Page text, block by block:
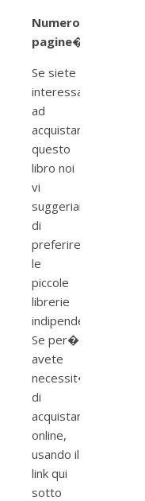
Numero
pagine�432
Se siete
interessati
ad
acquistare
questo
libro noi
vi
suggeriamo
di
preferire
le
piccole
librerie
indipendenti.
Se per�
avete
necessit�
di
acquistarlo
online,
usando il
link qui
sotto